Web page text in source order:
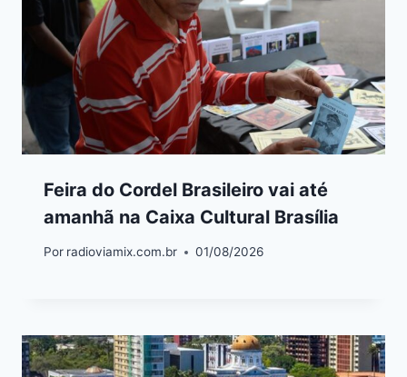
Feira do Cordel Brasileiro vai até
amanhã na Caixa Cultural Brasília
Por radioviamix.com.br 01/08/2026